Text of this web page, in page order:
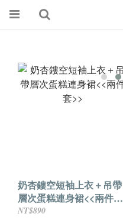
奶杏鏤空短袖上衣＋吊帶
層次蛋糕連身裙<<兩件套
>>
NT$890